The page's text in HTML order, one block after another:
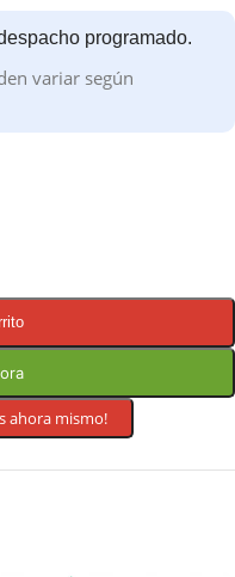
programado.
variar según
ahora mismo!